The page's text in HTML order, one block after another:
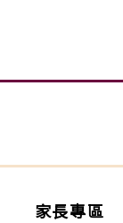
家長專區